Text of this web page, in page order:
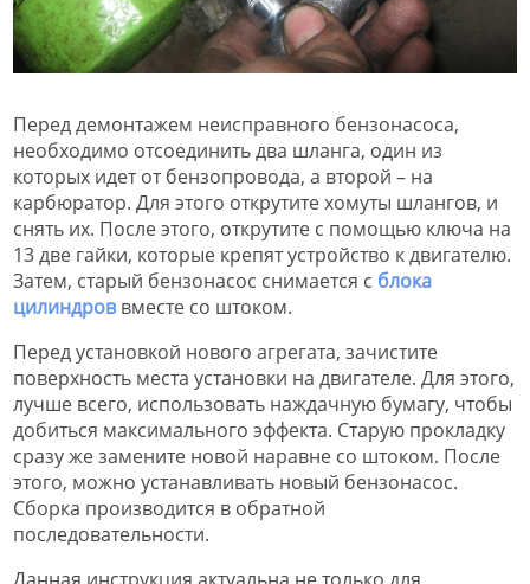
Перед демонтажем неисправного бензонасоса,
необходимо отсоединить два шланга, один из
которых идет от бензопровода, а второй – на
карбюратор. Для этого открутите хомуты шлангов, и
снять их. После этого, открутите с помощью ключа на
13 две гайки, которые крепят устройство к двигателю.
Затем, старый бензонасос снимается с блока
цилиндроввместе со штоком.
Перед установкой нового агрегата, зачистите
поверхность места установки на двигателе. Для этого,
лучше всего, использовать наждачную бумагу, чтобы
добиться максимального эффекта. Старую прокладку
сразу же замените новой наравне со штоком. После
этого, можно устанавливать новый бензонасос.
Сборка производится в обратной
последовательности.